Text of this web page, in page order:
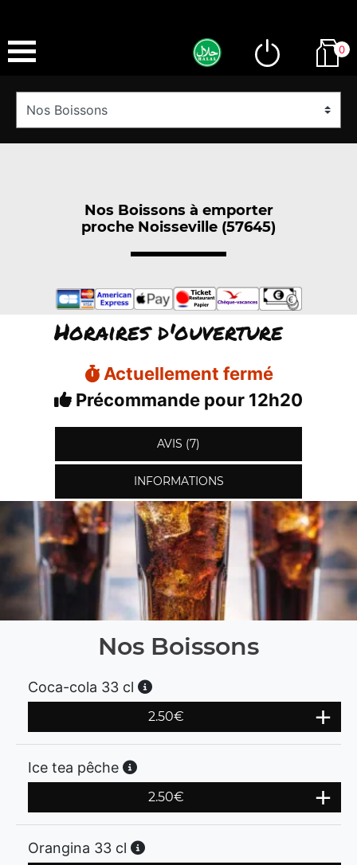
0
Nos Boissons à emporter
proche Noisseville (57645)
Horaires d'ouverture
Actuellement fermé
Précommande pour 12h20
AVIS (7)
INFORMATIONS
Nos Boissons
Coca-cola 33 cl
2.50€
Ice tea pêche
2.50€
Orangina 33 cl